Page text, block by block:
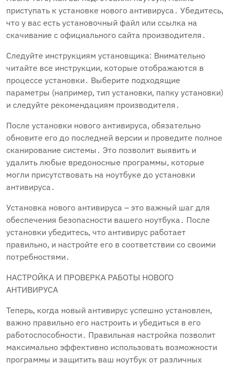
приступать к установке нового антивируса․ Убедитесь‚
что у вас есть установочный файл или ссылка на
скачивание с официального сайта производителя․
Следуйте инструкциям установщика: Внимательно
читайте все инструкции‚ которые отображаются в
процессе установки․ Выберите подходящие
параметры (например‚ тип установки‚ папку установки)
и следуйте рекомендациям производителя․
После установки нового антивируса‚ обязательно
обновите его до последней версии и проведите полное
сканирование системы․ Это позволит выявить и
удалить любые вредоносные программы‚ которые
могли присутствовать на ноутбуке до установки
антивируса․
Установка нового антивируса – это важный шаг для
обеспечения безопасности вашего ноутбука․ После
установки убедитесь‚ что антивирус работает
правильно‚ и настройте его в соответствии со своими
потребностями․
НАСТРОЙКА И ПРОВЕРКА РАБОТЫ НОВОГО
АНТИВИРУСА
Теперь‚ когда новый антивирус успешно установлен‚
важно правильно его настроить и убедиться в его
работоспособности․ Правильная настройка позволит
максимально эффективно использовать возможности
программы и защитить ваш ноутбук от различных